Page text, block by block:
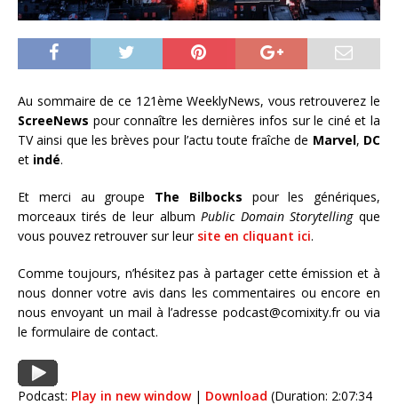
Au sommaire de ce 121ème WeeklyNews, vous retrouverez le
ScreeNews pour connaître les dernières infos sur le ciné et la
TV ainsi que les brèves pour l’actu toute fraîche de Marvel, DC
et indé.
Et merci au groupe The Bilbocks pour les génériques,
morceaux tirés de leur album Public Domain Storytellingque
vous pouvez retrouver sur leursite en cliquant ici.
Comme toujours, n’hésitez pas à partager cette émission et à
nous donner votre avis dans les commentaires ou encore en
nous envoyant un mail à l’adresse podcast@comixity.fr ou via
le formulaire de contact.
Podcast: Play in new window| Download (Duration: 2:07:34